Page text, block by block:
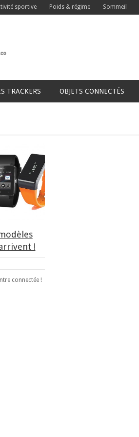
sportive Poids & régime Sommeil
TRACKERS OBJETS CONNECTÉS
!
connectée !